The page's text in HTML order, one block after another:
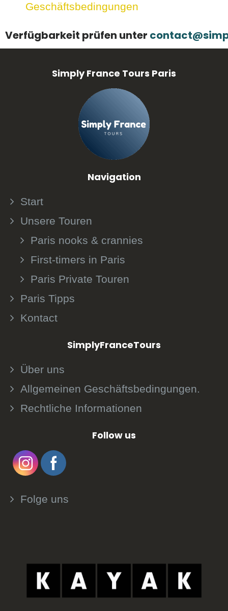
Geschäftsbedingungen
Verfügbarkeit prüfen unter
Simply France Tours Paris
Navigation
Start
Unsere Touren
Paris nooks & crannies
First-timers in Paris
Paris Private Touren
Paris Tipps
Kontact
SimplyFranceTours
Über uns
Allgemeinen Geschäftsbedingungen.
Rechtliche Informationen
Follow us
Folge uns